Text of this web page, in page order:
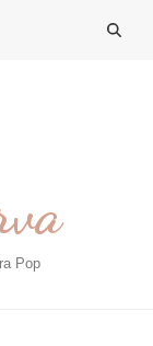
Pop